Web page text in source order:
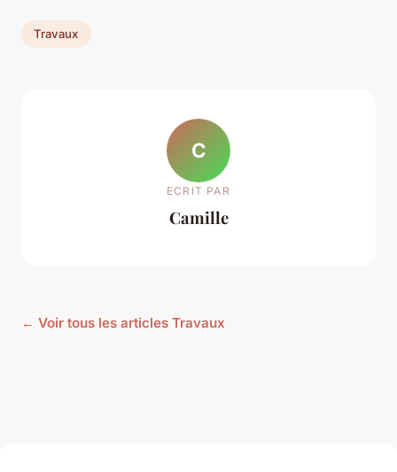
Travaux
C
ECRIT PAR
Camille
← Voir tous les articles Travaux